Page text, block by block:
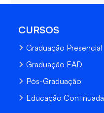
CURSOS
Graduação Presencial
Graduação EAD
Pós-Graduação
Educação Continuada